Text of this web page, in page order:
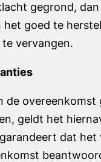
gegrond,
het goed te
vervangen.
de overeenkomst
geldt het
dat het